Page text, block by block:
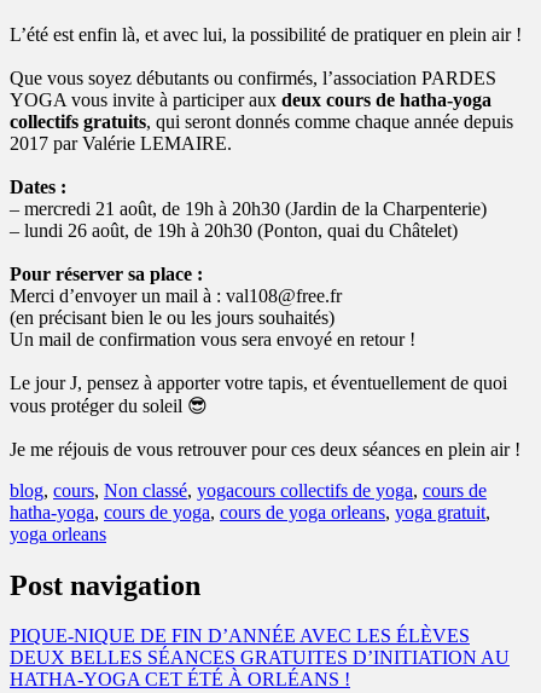
L’été est enfin là, et avec lui, la possibilité de pratiquer en plein air !
Que vous soyez débutants ou confirmés, l’association PARDES
YOGA vous invite à participer aux deux cours de hatha-yoga
collectifs gratuits, qui seront donnés comme chaque année depuis
2017 par Valérie LEMAIRE.
Dates :
– mercredi 21 août, de 19h à 20h30 (Jardin de la Charpenterie)
– lundi 26 août, de 19h à 20h30 (Ponton, quai du Châtelet)
Pour réserver sa place :
Merci d’envoyer un mail à : val108@free.fr
(en précisant bien le ou les jours souhaités)
Un mail de confirmation vous sera envoyé en retour !
Le jour J, pensez à apporter votre tapis, et éventuellement de quoi
vous protéger du soleil 😎
Je me réjouis de vous retrouver pour ces deux séances en plein air !
blog, cours, Non classé, yogacours collectifs de yoga, cours de
hatha-yoga, cours de yoga, cours de yoga orleans, yoga gratuit,
yoga orleans
Post navigation
PIQUE-NIQUE DE FIN D’ANNÉE AVEC LES ÉLÈVES
DEUX BELLES SÉANCES GRATUITES D’INITIATION AU
HATHA-YOGA CET ÉTÉ À ORLÉANS !